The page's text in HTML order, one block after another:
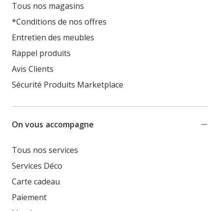
Tous nos magasins
*Conditions de nos offres
Entretien des meubles
Rappel produits
Avis Clients
Sécurité Produits Marketplace
On vous accompagne
Tous nos services
Services Déco
Carte cadeau
Paiement